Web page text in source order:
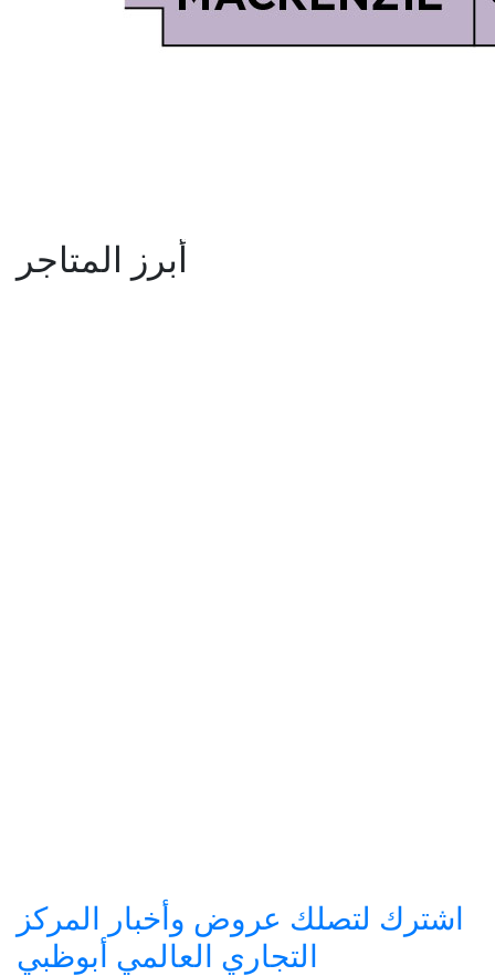
أبرز المتاجر
اشترك لتصلك عروض وأخبار المركز
التجاري العالمي أبوظبي